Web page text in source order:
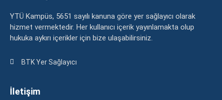
YTÜ Kampüs, 5651 sayılı kanuna göre yer sağlayıcı olarak
hizmet vermektedir. Her kullanıcı içerik yayınlamakta olup
hukuka aykırı içerikler için bize ulaşabilirsiniz.
BTK Yer Sağlayıcı
İletişim